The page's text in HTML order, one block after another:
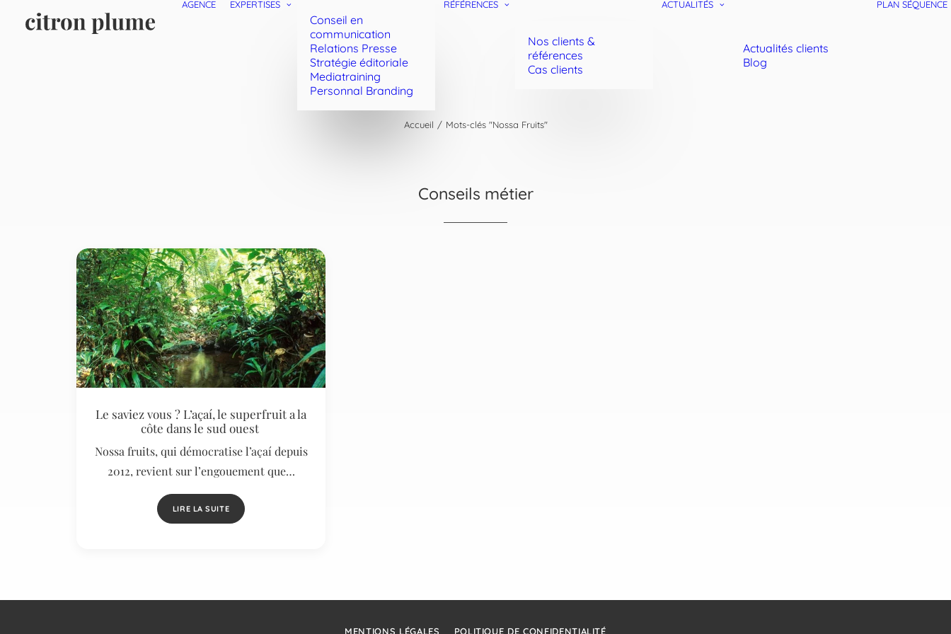
AGENCE EXPERTISES
Conseil en
communication
Relations Presse
Stratégie éditoriale
Mediatraining
Personnal Branding
RÉFÉRENCES
Nos clients &
références
Cas clients
ACTUALITÉS
Actualités clients
Blog
PLAN SÉQUENCE
Accueil Mots-clés "Nossa Fruits"
Conseils métier
Le saviez vous ? L’açaí, le superfruit a la
côte dans le sud ouest
Nossa fruits, qui démocratise l’açaí depuis
2012, revient sur l’engouement que…
LIRE LA SUITE
MENTIONS LÉGALES POLITIQUE DE CONFIDENTIALITÉ